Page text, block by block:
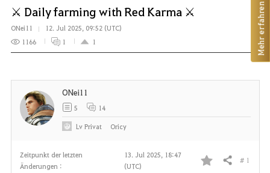
⚔ Daily farming with Red Karma ⚔
ONei11
12. Jul 2025, 09:52 (UTC)
1166
1 1
Zeitpunkt der letzten
Änderungen :
13. Jul 2025, 18:47
(UTC)
Teilen # 1
ONei11
5 14
LvPrivat Oricy
Mehr erfahren